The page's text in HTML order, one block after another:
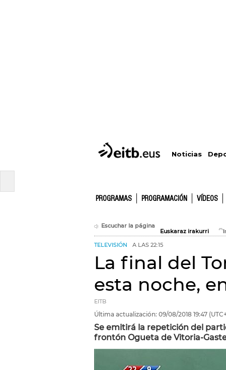
Noticias
PROGRAMAS PROGRAMACIÓN VÍDEOS
Escuchar la página
Euskaraz irakurri
TELEVISIÓN A LAS 22:15
La final del
esta noche,
EITB
Última actualización: 09/08/2018 19:47
Se emitirá la repetición del
frontón Ogueta de Vitoria-